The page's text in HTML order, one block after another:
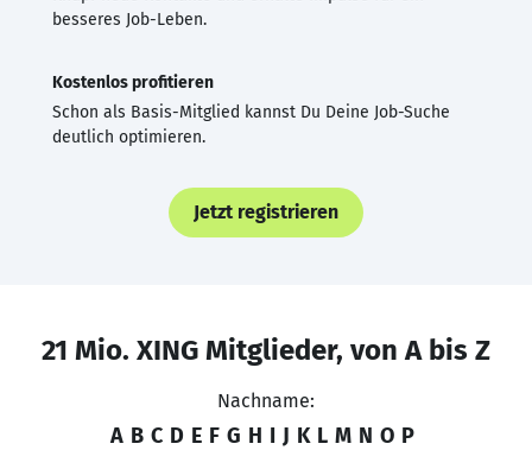
besseres Job-Leben.
Kostenlos profitieren
Schon als Basis-Mitglied kannst Du Deine Job-Suche
deutlich optimieren.
Jetzt registrieren
21 Mio. XING Mitglieder, von A bis Z
Nachname:
A B C D E F G H I J K L M N O P